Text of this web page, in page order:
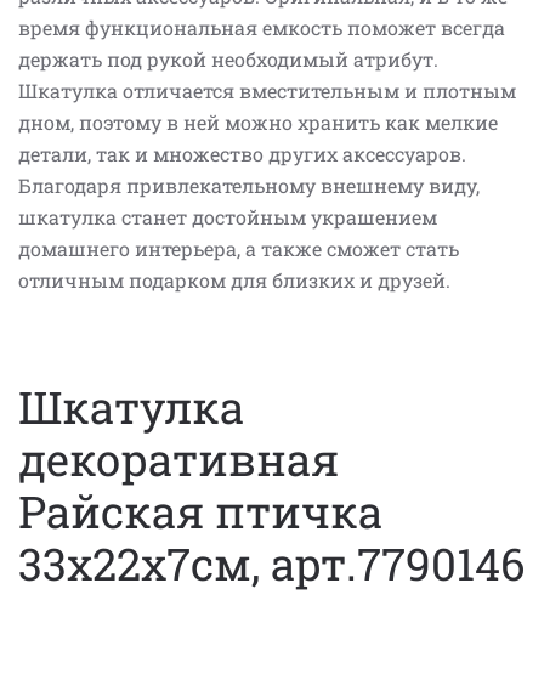
время функциональная емкость поможет всегда
держать под рукой необходимый атрибут.
Шкатулка отличается вместительным и плотным
дном, поэтому в ней можно хранить как мелкие
детали, так и множество других аксессуаров.
Благодаря привлекательному внешнему виду,
шкатулка станет достойным украшением
домашнего интерьера, а также сможет стать
отличным подарком для близких и друзей.
Шкатулка
декоративная
Райская птичка
33х22х7см, арт.7790146